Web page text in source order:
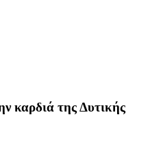
καρδιά της Δυτικής